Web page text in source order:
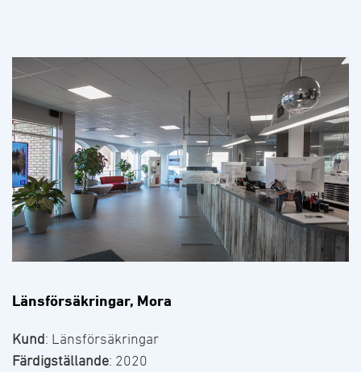
Länsförsäkringar, Mora
Kund: Länsförsäkringar
Färdigställande: 2020